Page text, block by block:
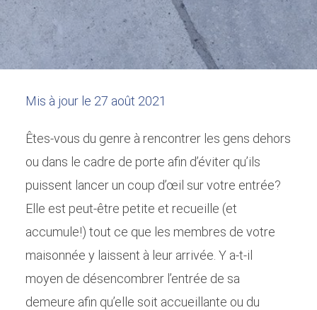
Mis à jour le 27 août 2021
Êtes-vous du genre à rencontrer les gens dehors
ou dans le cadre de porte afin d’éviter qu’ils
puissent lancer un coup d’œil sur votre entrée?
Elle est peut-être petite et recueille (et
accumule!) tout ce que les membres de votre
maisonnée y laissent à leur arrivée. Y a-t-il
moyen de désencombrer l’entrée de sa
demeure afin qu’elle soit accueillante ou du